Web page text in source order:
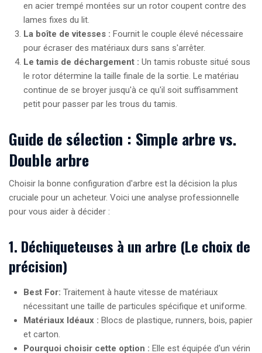
en acier trempé montées sur un rotor coupent contre des
lames fixes du lit.
La boîte de vitesses : Fournit le couple élevé nécessaire
pour écraser des matériaux durs sans s'arrêter.
Le tamis de déchargement : Un tamis robuste situé sous
le rotor détermine la taille finale de la sortie. Le matériau
continue de se broyer jusqu'à ce qu'il soit suffisamment
petit pour passer par les trous du tamis.
Guide de sélection : Simple arbre vs.
Double arbre
Choisir la bonne configuration d'arbre est la décision la plus
cruciale pour un acheteur. Voici une analyse professionnelle
pour vous aider à décider :
1. Déchiqueteuses à un arbre (Le choix de
précision)
Best For: Traitement à haute vitesse de matériaux
nécessitant une taille de particules spécifique et uniforme.
Matériaux Idéaux : Blocs de plastique, runners, bois, papier
et carton.
Pourquoi choisir cette option : Elle est équipée d'un vérin